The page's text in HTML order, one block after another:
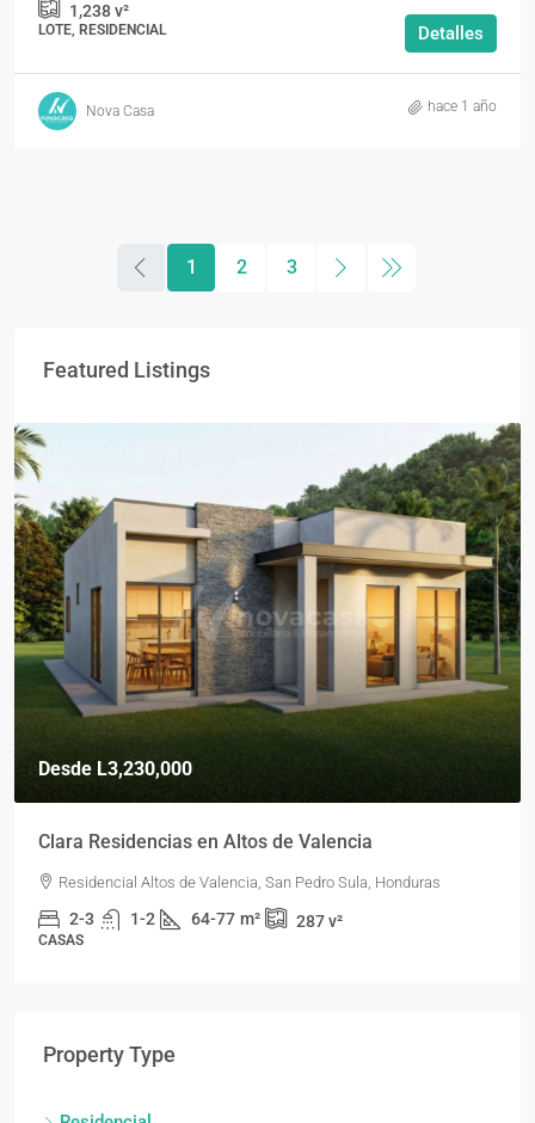
1,238v²
LOTE, RESIDENCIAL Detalles
Nova Casa hace 1 año
1 2 3
Featured Listings
Desde L3,230,000
Clara Residencias en Altos de Valencia
Residencial Altos de Valencia, San Pedro Sula, Honduras
2-3 1-2 64-77 m² 287v²
CASAS
Property Type